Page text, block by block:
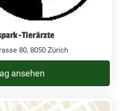
Tierärzte
80, 8050 Zürich
ansehen